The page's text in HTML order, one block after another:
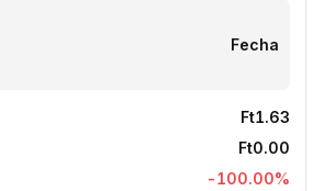
Fecha
Ft1.63
Ft0.00
-100.00%